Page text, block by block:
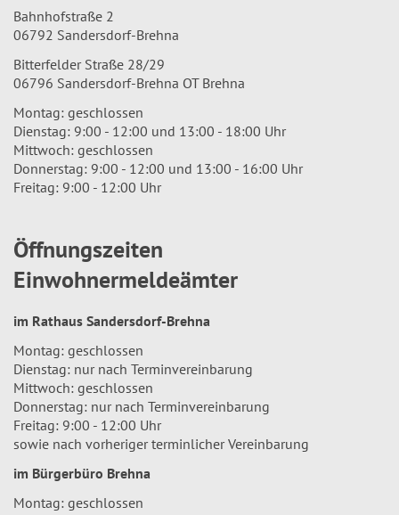
Bahnhofstraße 2
06792 Sandersdorf-Brehna
Bitterfelder Straße 28/29
06796 Sandersdorf-Brehna OT Brehna
Montag: geschlossen
Dienstag: 9:00 - 12:00 und 13:00 - 18:00 Uhr
Mittwoch: geschlossen
Donnerstag: 9:00 - 12:00 und 13:00 - 16:00 Uhr
Freitag: 9:00 - 12:00 Uhr
Öffnungszeiten
Einwohnermeldeämter
im Rathaus Sandersdorf-Brehna
Montag: geschlossen
Dienstag: nur nach Terminvereinbarung
Mittwoch: geschlossen
Donnerstag: nur nach Terminvereinbarung
Freitag: 9:00 - 12:00 Uhr
sowie nach vorheriger terminlicher Vereinbarung
im Bürgerbüro Brehna
Montag: geschlossen